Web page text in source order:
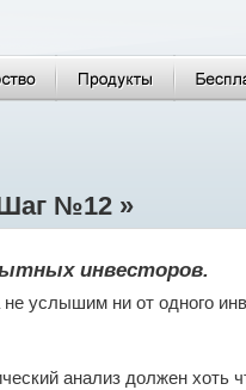
№12 »
инвесторов.
услышим ни от одного
анализ должен хоть